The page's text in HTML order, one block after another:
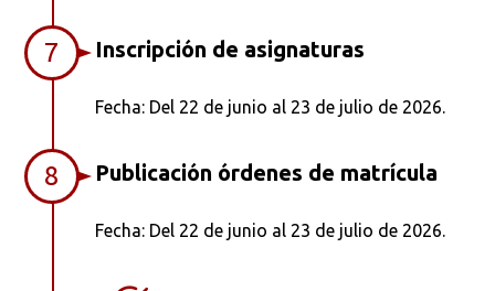
7 Inscripción de asignaturas
Fecha: Del 22 de junio al 23 de julio de 2026.
8 Publicación órdenes de matrícula
Fecha: Del 22 de junio al 23 de julio de 2026.